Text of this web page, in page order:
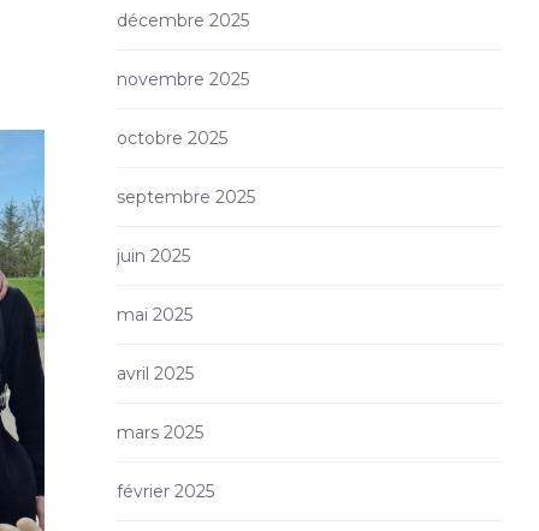
décembre 2025
novembre 2025
octobre 2025
septembre 2025
juin 2025
mai 2025
avril 2025
mars 2025
février 2025